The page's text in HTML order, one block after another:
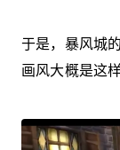
于是，暴风城
画风大概是这样